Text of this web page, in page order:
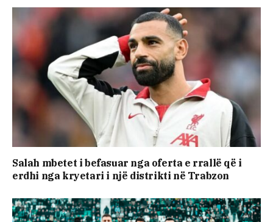
Salah mbetet i befasuar nga oferta e rrallë që i
erdhi nga kryetari i një distrikti në Trabzon